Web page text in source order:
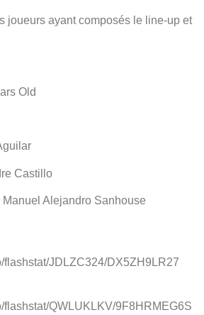
joueurs ayant composés le line-up et
Old
Castillo
Alejandro Sanhouse
flashstat/JDLZC324/DX5ZH9LR27
flashstat/QWLUKLKV/9F8HRMEG6S